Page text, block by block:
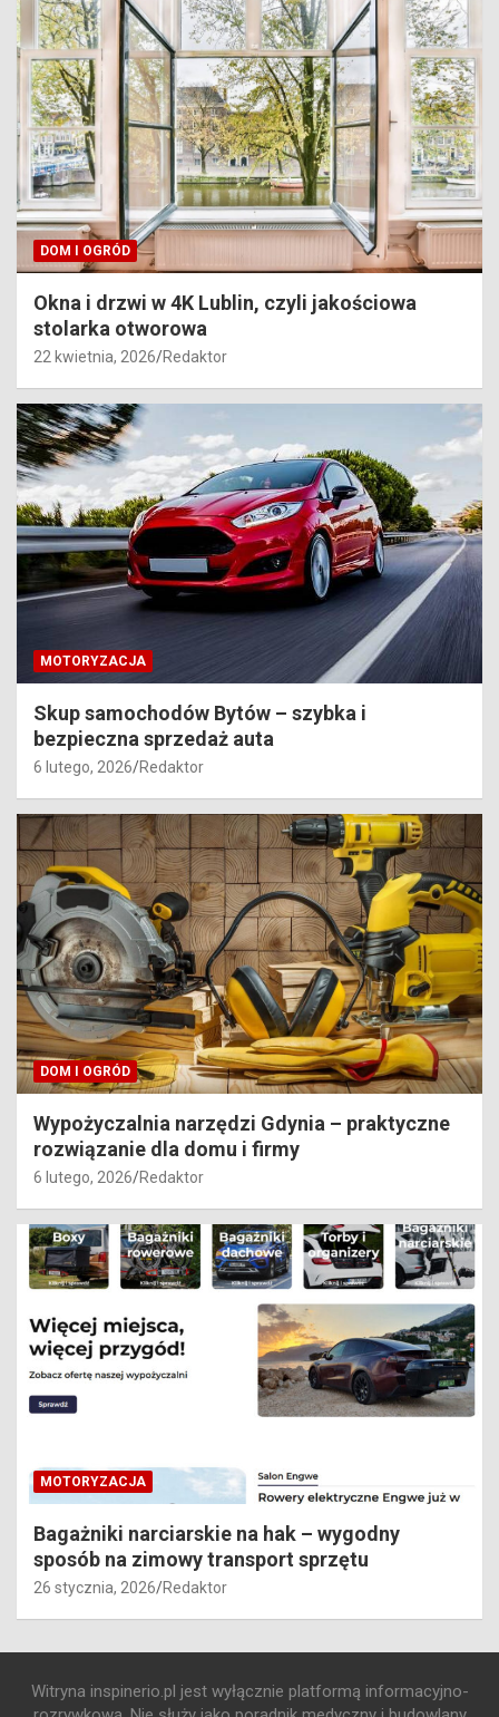
DOM I OGRÓD
Okna i drzwi w 4K Lublin, czyli jakościowa
stolarka otworowa
22 kwietnia, 2026 Redaktor
MOTORYZACJA
Skup samochodów Bytów – szybka i
bezpieczna sprzedaż auta
6 lutego, 2026 Redaktor
DOM I OGRÓD
Wypożyczalnia narzędzi Gdynia – praktyczne
rozwiązanie dla domu i firmy
6 lutego, 2026 Redaktor
MOTORYZACJA
Bagażniki narciarskie na hak – wygodny
sposób na zimowy transport sprzętu
26 stycznia, 2026 Redaktor
Witryna inspinerio.pl jest wyłącznie platformą informacyjno-